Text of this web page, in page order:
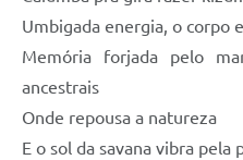
Umbigada energia, o corpo
Memória forjada pelo
ancestrais
Onde repousa a natureza
E o sol da savana vibra pela